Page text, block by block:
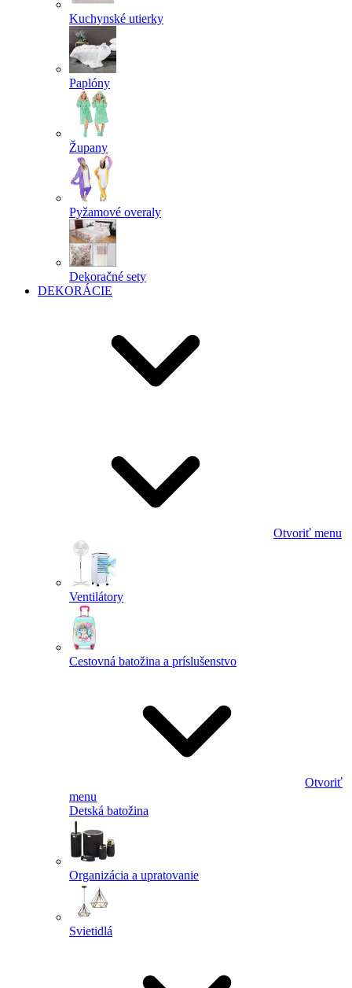
Kuchynské utierky
Paplóny
Župany
Pyžamové overaly
Dekoračné sety
DEKORÁCIE
Otvoriť menu
Ventilátory
Cestovná batožina a príslušenstvo
Otvoriť
menu
Detská batožina
Organizácia a upratovanie
Svietidlá